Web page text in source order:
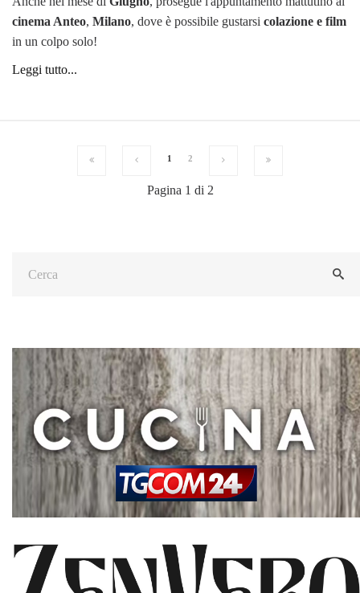
cinema Anteo, Milano, dove è possibile gustarsi colazione e film
in un colpo solo!
Leggi tutto...
1 2
Pagina 1 di 2